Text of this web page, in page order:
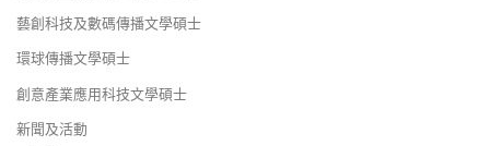
藝創科技及數碼傳播文學碩士
環球傳播文學碩士
創意產業應用科技文學碩士
新聞及活動